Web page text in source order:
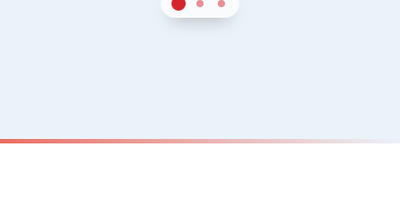
Sur 22Sur 23Sur 2